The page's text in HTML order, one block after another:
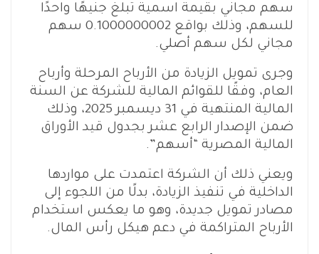
سهم مجاني بقيمة اسمية تبلغ جنيهًا واحدًا
للسهم، وذلك بواقع 0.1000000002 سهم
مجاني لكل سهم أصلي.
وجرى تمويل الزيادة من الأرباح المرحلة وأرباح
العام، وفقًا للقوائم المالية للشركة عن السنة
المالية المنتهية في 31 ديسمبر 2025، وذلك
ضمن الإصدار الرابع عشر بجدول قيد الأوراق
المالية المصرية “أسهم”.
ويعني ذلك أن الشركة اعتمدت على مواردها
الداخلية في تنفيذ الزيادة، بدلًا من اللجوء إلى
مصادر تمويل جديدة، وهو ما يعكس استخدام
الأرباح المتراكمة في دعم هيكل رأس المال.